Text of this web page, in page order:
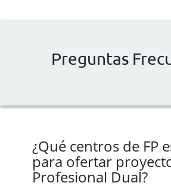
Preguntas
¿Qué centros de FP
para ofertar
Profesional Dual?